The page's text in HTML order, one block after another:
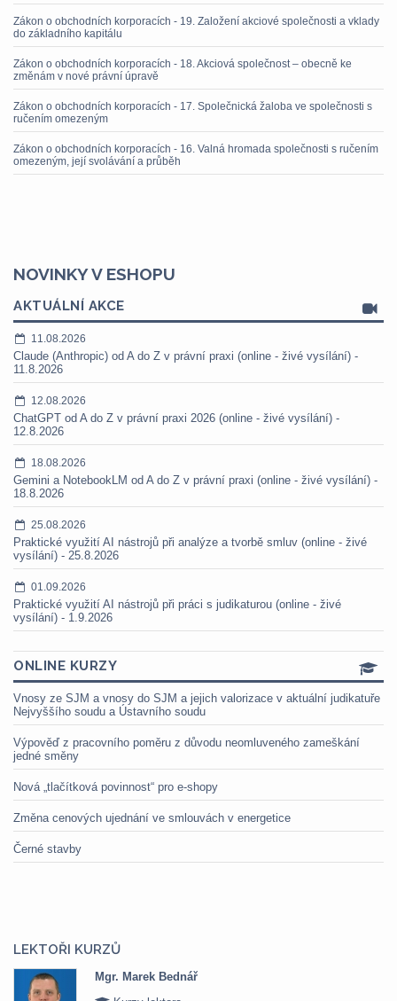
Zákon o obchodních korporacích - 19. Založení akciové společnosti a vklady
do základního kapitálu
Zákon o obchodních korporacích - 18. Akciová společnost – obecně ke
změnám v nové právní úpravě
Zákon o obchodních korporacích - 17. Společnická žaloba ve společnosti s
ručením omezeným
Zákon o obchodních korporacích - 16. Valná hromada společnosti s ručením
omezeným, její svolávání a průběh
NOVINKY V ESHOPU
AKTUÁLNÍ AKCE
11.08.2026
Claude (Anthropic) od A do Z v právní praxi (online - živé vysílání) -
11.8.2026
12.08.2026
ChatGPT od A do Z v právní praxi 2026 (online - živé vysílání) -
12.8.2026
18.08.2026
Gemini a NotebookLM od A do Z v právní praxi (online - živé vysílání) -
18.8.2026
25.08.2026
Praktické využití AI nástrojů při analýze a tvorbě smluv (online - živé
vysílání) - 25.8.2026
01.09.2026
Praktické využití AI nástrojů při práci s judikaturou (online - živé
vysílání) - 1.9.2026
ONLINE KURZY
Vnosy ze SJM a vnosy do SJM a jejich valorizace v aktuální judikatuře
Nejvyššího soudu a Ústavního soudu
Výpověď z pracovního poměru z důvodu neomluveného zameškání
jedné směny
Nová „tlačítková povinnost“ pro e-shopy
Změna cenových ujednání ve smlouvách v energetice
Černé stavby
LEKTOŘI KURZŮ
Mgr. Marek Bednář